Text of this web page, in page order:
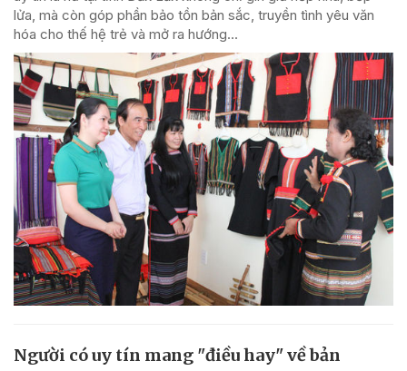
lửa, mà còn góp phần bảo tồn bản sắc, truyền tình yêu văn
hóa cho thế hệ trẻ và mở ra hướng...
Người có uy tín mang "điều hay" về bản